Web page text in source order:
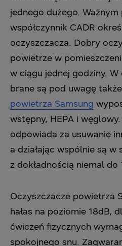
jednego dużego.
współczynnik CADR
oczyszczacza. Dobry
powietrze w
w ciągu jednej godziny.
brane są pod uwagę
powietrza Samsung
wstępny, HEPA i
odpowiada za usuwanie
a działając wspólnie są
z dokładnością niemal do
Oczyszczacze powietrza
hałas na poziomie 18dB,
ćwiczeń fizycznych
spokojnego snu.